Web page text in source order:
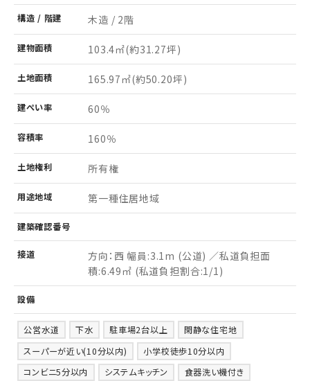
構造 / 階建 木造 / 2階
建物面積 103.4㎡(約31.27坪)
土地面積 165.97㎡(約50.20坪)
建ぺい率 60％
容積率 160％
土地権利 所有権
用途地域 第一種住居地域
建築確認番号
接道
方向：西 幅員:3.1m (公道) ／私道負担面
積:6.49㎡ (私道負担割合:1/1)
設備
公営水道 下水 駐車場2台以上
閑静な住宅地
スーパーが近い(10分以内)
小学校徒歩10分以内
コンビニ5分以内
システムキッチン
食器洗い機付き